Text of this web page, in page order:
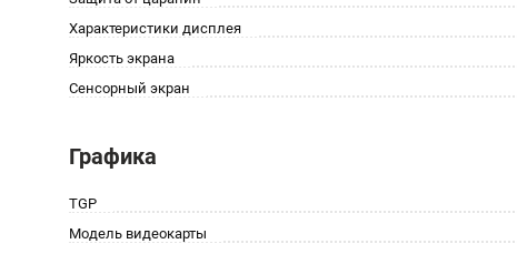
Характеристики дисплея
Яркость экрана
Сенсорный экран
Графика
TGP
Модель видеокарты